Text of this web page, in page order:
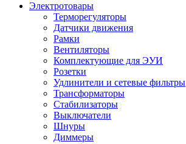
Электротовары
Терморегуляторы
Датчики движения
Рамки
Вентиляторы
Комплектующие для ЭУИ
Розетки
Удлинители и сетевые фильтры
Трансформаторы
Стабилизаторы
Выключатели
Шнуры
Диммеры